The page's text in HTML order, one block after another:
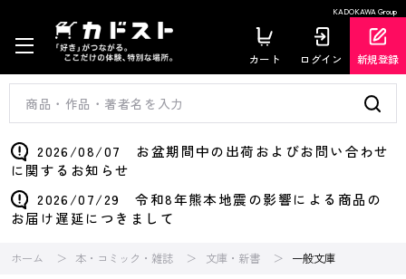
KADOKAWA Group
カート ログイン 新規登録
2026/08/07 お盆期間中の出荷およびお問い合わせ
に関するお知らせ
2026/07/29 令和8年熊本地震の影響による商品の
お届け遅延につきまして
ホーム 本・コミック・雑誌 文庫・新書 一般文庫